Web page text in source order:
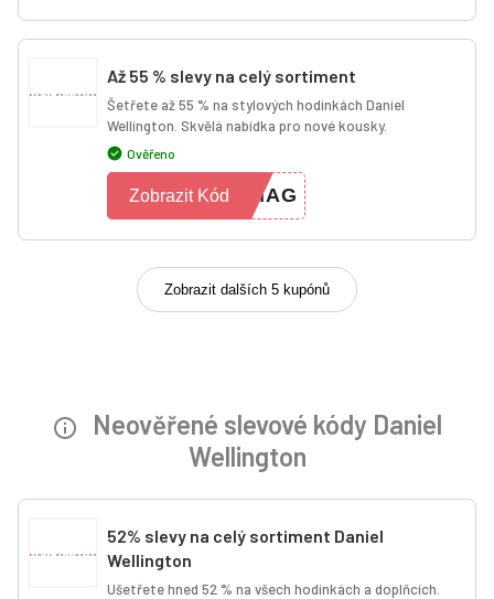
Až 55 % slevy na celý sortiment
Šetřete až 55 % na stylových hodinkách Daniel
Wellington. Skvělá nabídka pro nové kousky.
Ověřeno
MAG
Zobrazit Kód
Zobrazit dalších 5 kupónů
Neověřené slevové kódy Daniel
Wellington
52% slevy na celý sortiment Daniel
Wellington
Ušetřete hned 52 % na všech hodinkách a doplňcích.